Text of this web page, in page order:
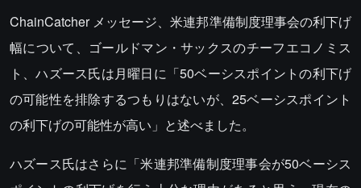
ChainCatcher メッセージ、米連邦準備制度理事会の利下げ
幅について、ゴールドマン・サックスのチーフエコノミス
ト、ハズース氏は月曜日に「50ベーシスポイントの利下げ
の可能性を排除するつもりはないが、25ベーシスポイント
の利下げの可能性が高い」と述べました。
ハズース氏はさらに「米連邦準備制度理事会が50ベーシス